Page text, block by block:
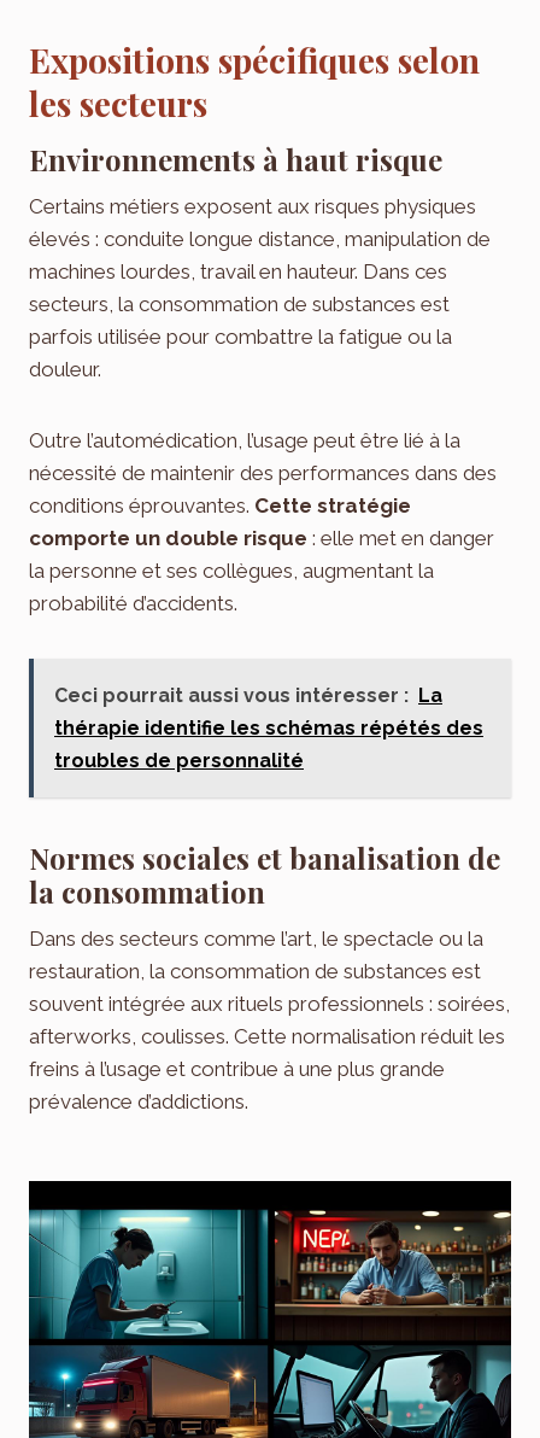
Expositions spécifiques selon
les secteurs
Environnements à haut risque
Certains métiers exposent aux risques physiques
élevés : conduite longue distance, manipulation de
machines lourdes, travail en hauteur. Dans ces
secteurs, la consommation de substances est
parfois utilisée pour combattre la fatigue ou la
douleur.
Outre l’automédication, l’usage peut être lié à la
nécessité de maintenir des performances dans des
conditions éprouvantes. Cette stratégie
comporte un double risque : elle met en danger
la personne et ses collègues, augmentant la
probabilité d’accidents.
Ceci pourrait aussi vous intéresser : La
thérapie identifie les schémas répétés des
troubles de personnalité
Normes sociales et banalisation de
la consommation
Dans des secteurs comme l’art, le spectacle ou la
restauration, la consommation de substances est
souvent intégrée aux rituels professionnels : soirées,
afterworks, coulisses. Cette normalisation réduit les
freins à l’usage et contribue à une plus grande
prévalence d’addictions.